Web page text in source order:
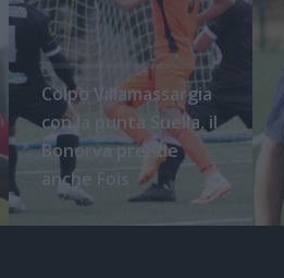
Colpo Villamassargia
con la punta Suella, il
Bonorva prende
anche Fois